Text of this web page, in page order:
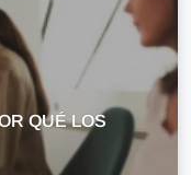
QUÉ LOS